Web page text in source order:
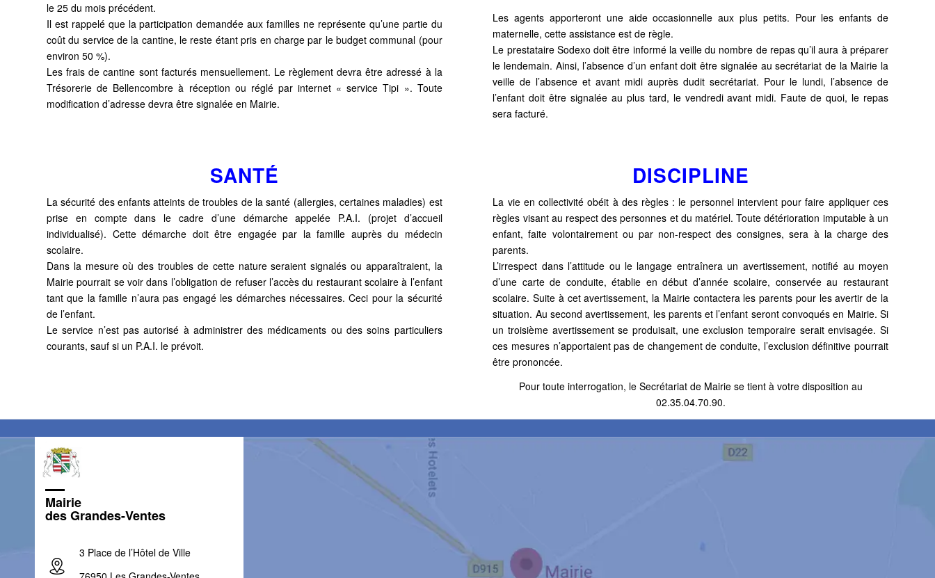
le 25 du mois précédent.
Il est rappelé que la participation demandée aux familles ne représente qu’une partie du
coût du service de la cantine, le reste étant pris en charge par le budget communal (pour
environ 50 %).
Les frais de cantine sont facturés mensuellement. Le règlement devra être adressé à la
Trésorerie de Bellencombre à réception ou réglé par internet « service Tipi ». Toute
modification d’adresse devra être signalée en Mairie.
Les agents apporteront une aide occasionnelle aux plus petits. Pour les enfants de
maternelle, cetteassistance est de règle.
Le prestataire Sodexo doit être informé la veille du nombre de repas qu’il aura à préparer
le lendemain. Ainsi, l’absence d’un enfant doit être signalée au secrétariat de la Mairie la
veillede l’absence et avant midi auprès dudit secrétariat. Pour le lundi, l’absence de
l’enfant doitêtre signalée au plus tard, le vendredi avant midi. Faute de quoi, le repas
sera facturé.
SANTÉ
La sécurité des enfants atteints de troubles de la santé (allergies, certaines maladies) est
prise en compte dans le cadre d’une démarche appelée P.A.I. (projet d’accueil
individualisé). Cettedémarche doit être engagée par la famille auprès du médecin
scolaire.
Dans la mesure où des troubles de cette nature seraient signalés ou apparaîtraient, la
Mairie pourrait se voir dans l’obligation de refuser l’accès du restaurant scolaire à l’enfant
tant que la famille n’aurapas engagé les démarches nécessaires. Ceci pour la sécurité
de l’enfant.
Le service n’est pas autorisé à administrer des médicaments ou des soins particuliers
courants, sauf si un P.A.I. le prévoit.
DISCIPLINE
La vie en collectivité obéit à des règles : le personnel intervient pour faire appliquer ces
règles visant au respect des personnes et du matériel. Toute détérioration imputable à un
enfant, faite volontairement ou par non-respect des consignes, sera à la charge des
parents.
L’irrespect dans l’attitude ou le langage entraînera un avertissement, notifié au moyen
d’une cartede conduite, établie en début d’année scolaire, conservée au restaurant
scolaire. Suite à cetavertissement, la Mairie contactera les parents pour les avertir de la
situation. Au secondavertissement, les parents et l’enfant seront convoqués en Mairie. Si
un troisième avertissement se produisait, une exclusion temporaire serait envisagée. Si
ces mesures n’apportaient pas de changement de conduite, l’exclusion définitive pourrait
être prononcée.
Pour toute interrogation, le Secrétariat de Mairie se tient à votre disposition au
02.35.04.70.90.
Mairie
des Grandes-Ventes
3 Place de l’Hôtel de Ville